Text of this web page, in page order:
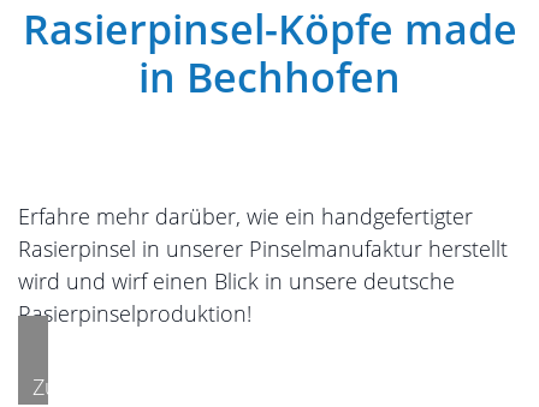
Rasierpinsel-Köpfe made
in Bechhofen
Erfahre mehr darüber, wie ein handgefertigter
Rasierpinsel in unserer Pinselmanufaktur herstellt
wird und wirf einen Blick in unsere deutsche
Rasierpinselproduktion!
Zum Ansehen des eingebetteten Videos müssen